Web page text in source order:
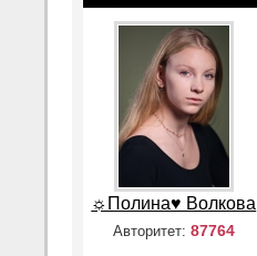
☼Полина♥ Волкова
Авторитет: 87764